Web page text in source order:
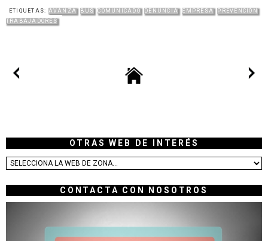
ETIQUETAS: AVANZA BUS COMUNICADO DENUNCIA EMPRESA
PREVENCIÓN
TRABAJADORES
OTRAS WEB DE INTERÉS
CONTACTA CON NOSOTROS